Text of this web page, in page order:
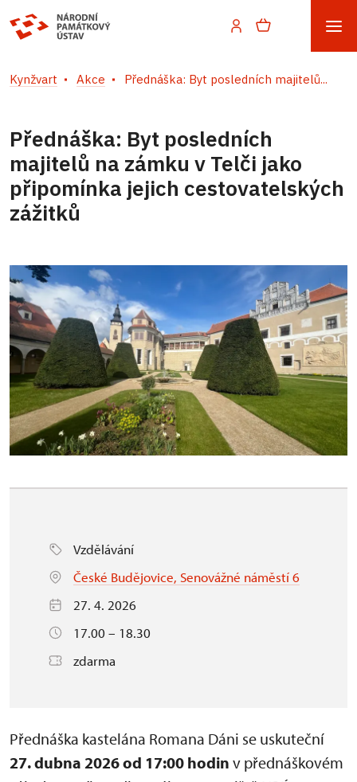
Kynžvart Akce Přednáška: Byt posledních majitelů...
Přednáška: Byt posledních
majitelů na zámku v Telči jako
připomínka jejich cestovatelských
zážitků
Vzdělávání
České Budějovice, Senovážné náměstí 6
27. 4. 2026
17.00 – 18.30
zdarma
Přednáška kastelána Romana Dáni se uskuteční
27. dubna 2026 od 17:00 hodin v přednáškovém